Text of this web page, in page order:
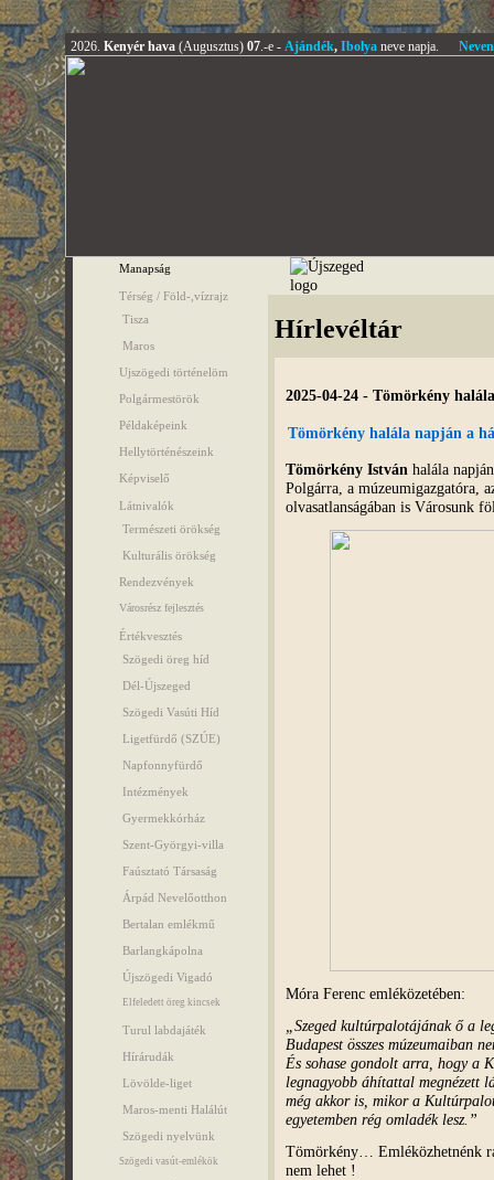
2026. Kenyér hava (Augusztus) 07.-e - Ajándék, Ibolyaneve napja.
Manapság
Térség / Föld-,vízrajz
Tisza
Maros
Ujszögedi történelöm
Polgármestörök
Példaképeink
Hellytörténészeink
Képviselő
Látnivalók
Természeti örökség
Kulturális örökség
Rendezvények
Városrész fejlesztés
Értékvesztés
Szögedi öreg híd
Dél-Újszeged
Szögedi Vasúti Híd
Ligetfürdő (SZÚE)
Napfonnyfürdő
Intézmények
Gyermekkórház
Szent-Györgyi-villa
Faúsztató Társaság
Árpád Nevelőotthon
Bertalan emlékmű
Barlangkápolna
Újszögedi Vigadó
Elfeledett öreg kincsek
Turul labdajáték
Hírárudák
Lövölde-liget
Maros-menti Halálút
Szögedi nyelvünk
Szögedi vasút-emlékök
Hírlevéltár
2025-04-24 - Tömörkény
Tömörkény halála napján a
Tömörkény István halála
Polgárra, a múzeumigazgatóra,
olvasatlanságában is Városunk
Móra Ferenc emléközetében:
„Szeged kultúrpalotájának ő a
Budapest összes múzeumaiban
És sohase gondolt arra, hogy a
legnagyobb áhítattal
még akkor is, mikor a
egyetemben rég omladék lesz.”
Tömörkény… Emléközhetnénk
nem lehet !